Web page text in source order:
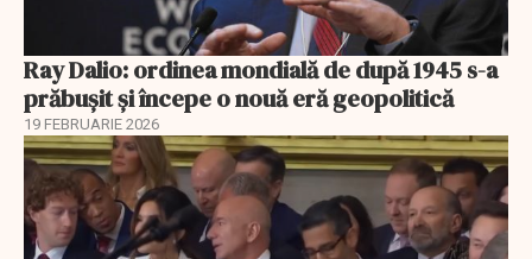
Ray Dalio: ordinea mondială de după 1945 s-a
prăbușit și începe o nouă eră geopolitică
19 FEBRUARIE 2026